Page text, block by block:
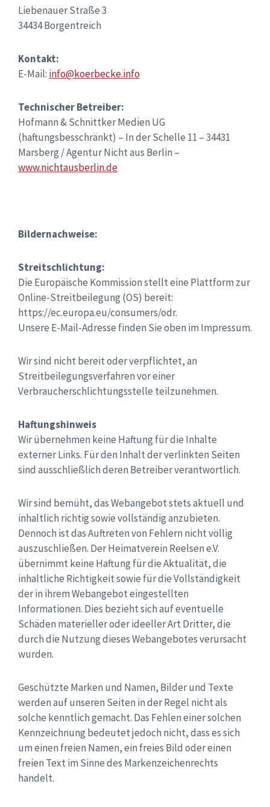
Liebenauer Straße 3
34434 Borgentreich
Kontakt:
E-Mail: info@koerbecke.info
Technischer Betreiber:
Hofmann & Schnittker Medien UG
(haftungsbesschränkt) – In der Schelle 11 – 34431
Marsberg / Agentur Nicht aus Berlin –
www.nichtausberlin.de
Bildernachweise:
Streitschlichtung:
Die Europäische Kommission stellt eine Plattform zur
Online-Streitbeilegung (OS) bereit:
https://ec.europa.eu/consumers/odr.
Unsere E-Mail-Adresse finden Sie oben im Impressum.
Wir sind nicht bereit oder verpflichtet, an
Streitbeilegungsverfahren vor einer
Verbraucherschlichtungsstelle teilzunehmen.
Haftungshinweis
Wir übernehmen keine Haftung für die Inhalte
externer Links. Für den Inhalt der verlinkten Seiten
sind ausschließlich deren Betreiber verantwortlich.
Wir sind bemüht, das Webangebot stets aktuell und
inhaltlich richtig sowie vollständig anzubieten.
Dennoch ist das Auftreten von Fehlern nicht völlig
auszuschließen. Der Heimatverein Reelsen e.V.
übernimmt keine Haftung für die Aktualität, die
inhaltliche Richtigkeit sowie für die Vollständigkeit
der in ihrem Webangebot eingestellten
Informationen. Dies bezieht sich auf eventuelle
Schäden materieller oder ideeller Art Dritter, die
durch die Nutzung dieses Webangebotes verursacht
wurden.
Geschützte Marken und Namen, Bilder und Texte
werden auf unseren Seiten in der Regel nicht als
solche kenntlich gemacht. Das Fehlen einer solchen
Kennzeichnung bedeutet jedoch nicht, dass es sich
um einen freien Namen, ein freies Bild oder einen
freien Text im Sinne des Markenzeichenrechts
handelt.